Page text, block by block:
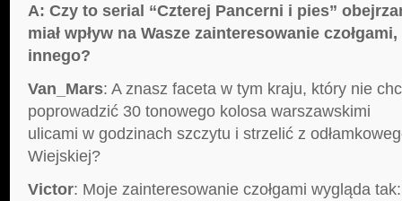
A: Czy to serial “Czterej Pancerni i pies”
miał wpływ na Wasze zainteresowanie
innego?
Van_Mars: A znasz faceta w tym kraju, który nie
poprowadzić 30 tonowego kolosa warszawskimi
ulicami w godzinach szczytu i strzelić z
Wiejskiej?
Victor: Moje zainteresowanie czołgami wygląda